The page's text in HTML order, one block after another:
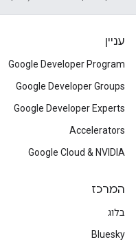
עניין
Google Developer Program
Google Developer Groups
Google Developer Experts
Accelerators
Google Cloud & NVIDIA
המרכז
בלוג
Bluesky